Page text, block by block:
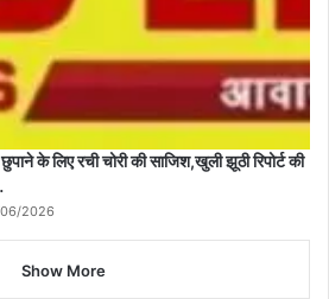
छुपाने के लिए रची चोरी की साजिश,खुली झूठी रिपोर्ट की
2026
Show More